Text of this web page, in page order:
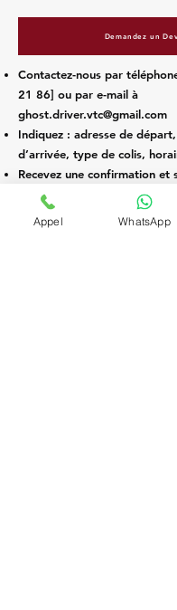
Demandez un
Contactez-nous par
21 86] ou par e-mail à
ghost.driver.vtc@gmail.com
Indiquez : adresse de
d’arrivée, type de colis,
Recevez une confirmation et
en temps réel
Votre destinataire signe à la
Appel WhatsApp